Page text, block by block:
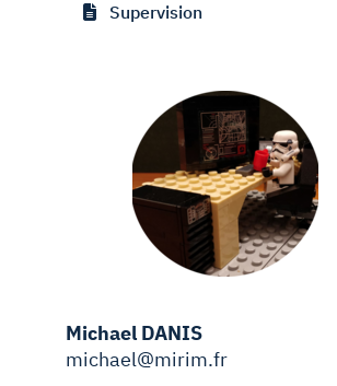
Supervision
Michael DANIS
michael@mirim.fr